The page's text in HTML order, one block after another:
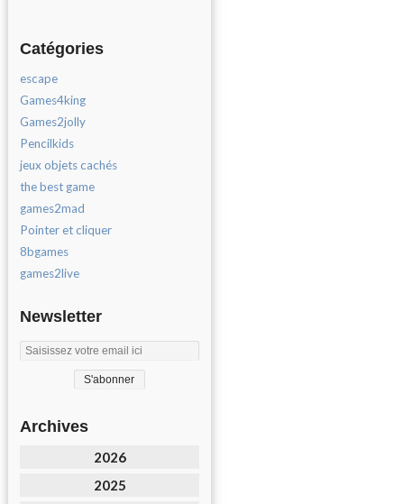
Catégories
escape
Games4king
Games2jolly
Pencilkids
jeux objets cachés
the best game
games2mad
Pointer et cliquer
8bgames
games2live
Newsletter
Archives
2026
2025